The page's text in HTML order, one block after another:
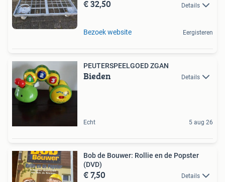
€ 32,50 Details
Bezoek website Eergisteren
PEUTERSPEELGOED ZGAN
Bieden Details
Echt 5 aug 26
Bob de Bouwer: Rollie en de Popster
(DVD)
€ 7,50 Details